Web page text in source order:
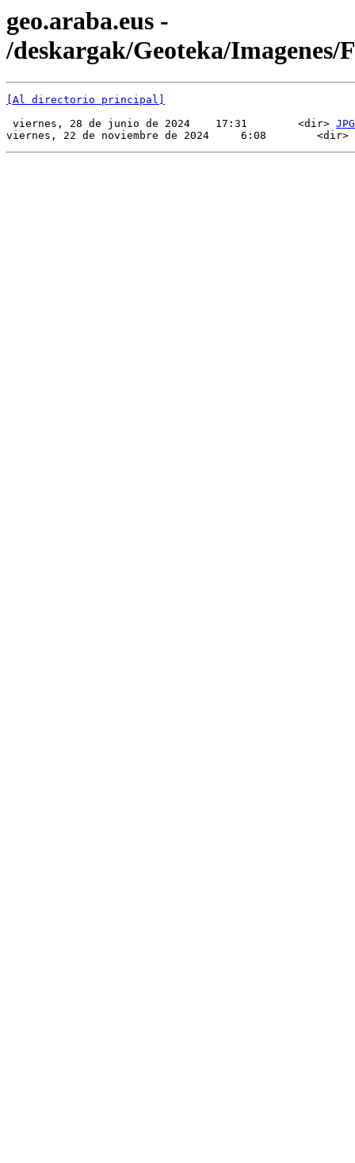
geo.araba.eus -
/deskargak/Geoteka/Imagenes/
[Al directorio principal]
viernes, 28 de junio de 2024    17:31        <dir> JPG
viernes, 22 de noviembre de 2024     6:08        <dir>